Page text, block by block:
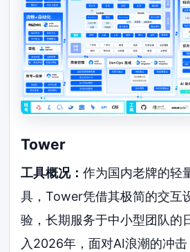
Tower
工具概况：作为国内老牌的轻
具，Tower凭借其极简的交互
验，长期服务于中小型团队的
入2026年，面对AI浪潮的冲